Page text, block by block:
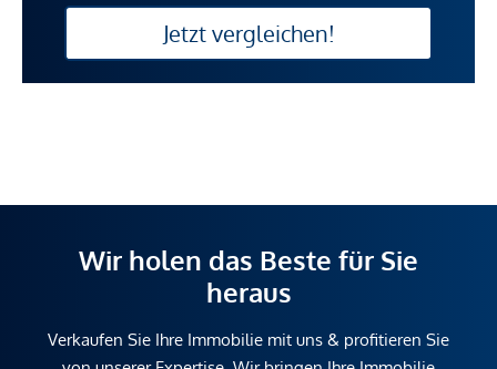
Jetzt vergleichen!
Wir holen das Beste für Sie
heraus
Verkaufen Sie Ihre Immobilie mit uns & profitieren Sie